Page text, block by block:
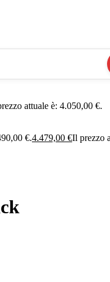
attuale è: 4.050,00 €.
€.4.479,00 €Il prezzo